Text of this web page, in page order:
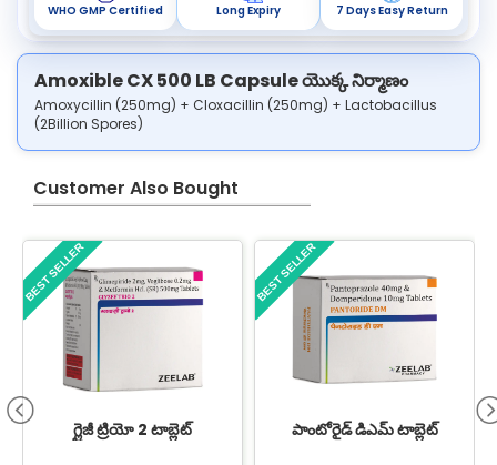
WHO GMP Certified Long Expiry 7 Days Easy Return
Amoxible CX 500 LB Capsule యొక్క నిర్మాణం
Amoxycillin (250mg) + Cloxacillin (250mg) + Lactobacillus
(2Billion Spores)
Customer Also Bought
గ్లైజీ ట్రియో 2 టాబ్లెట్
BEST SELLER
పాంటోరైడ్ డిఎమ్ టాబ్లెట్
BEST SELLER